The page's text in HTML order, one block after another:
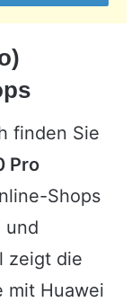
finden Sie
Pro
Shops
und
zeigt die
mit Huawei